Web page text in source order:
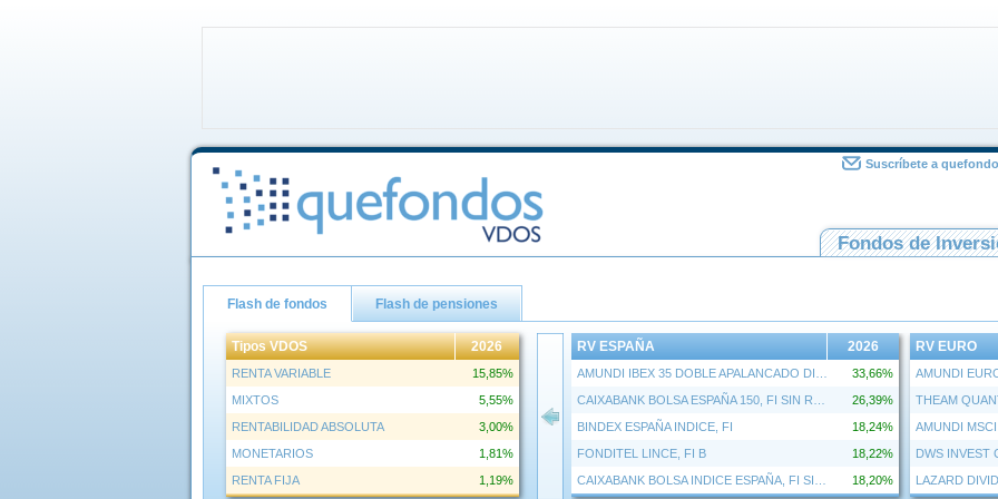
Suscríbete a
Fondos de
Flash de fondos Flash de pensiones
Tipos VDOS 2026
RENTA VARIABLE
15,85%
MIXTOS
5,55%
RENTABILIDAD ABSOLUTA
3,00%
MONETARIOS
1,81%
RENTA FIJA
1,19%
RV ESPAÑA 2026
33,66%
26,39%
BINDEX ESPAÑA INDICE, FI
18,24%
FONDITEL LINCE, FI B
18,22%
18,20%
RV EURO
DWS INVEST
LAZARD